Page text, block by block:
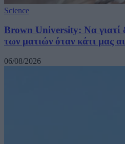
Science
Brown University: Να γιατί
των ματιών όταν κάτι μας
06/08/2026